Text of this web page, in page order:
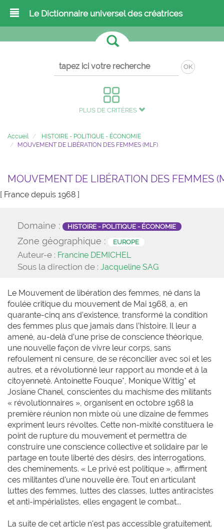
Le Dictionnaire universel des créatrices
OK
PLUS DE CRITÈRES
Accueil
HISTOIRE - POLITIQUE - ÉCONOMIE
MOUVEMENT DE LIBÉRATION DES FEMMES (MLF)
MOUVEMENT DE LIBÉRATION DES FEMMES
[ France depuis 1968 ]
Domaine : HISTOIRE - POLITIQUE - ÉCONOMIE
Zone géographique : EUROPE
Auteur-e : Francine DEMICHEL
Sous la direction de : Jacqueline SAG
Le Mouvement de libération des femmes, né dans la
foulée critique du mouvement de Mai 1968, a, en
quarante-cinq ans d’existence, transformé la condition
des femmes plus que jamais dans l’histoire. Il leur a
amené, au-delà d’une prise de conscience théorique,
une nouvelle façon de vivre leur corps, sans
refoulement ni censure, de se réconcilier avec soi et les
autres, et a révolutionné leur rapport au monde et à la
citoyenneté. Antoinette Fouque*, Monique Wittig* et
Josiane Chanel, conscientes du machisme des militants
« révolutionnaires », organisent en octobre 1968 la
première réunion non mixte où une dizaine de femmes
expriment leurs révoltes. Cette non-mixité constituera le
point de rupture du mouvement et permettra de
construire une conscience collective et solidaire par le
partage en toute liberté des désirs, des interrogations,
des cheminements. « Le privé est politique », affirment
ces militantes d’une nouvelle ère. Tout en articulant
luttes des femmes, luttes des classes, luttes antiracistes
et anti-impérialistes, elles engagent le combat...
La suite de cet article n'est pas accessible gratuitement.